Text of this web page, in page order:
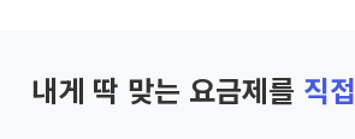
내게 딱 맞는 요금제를 직